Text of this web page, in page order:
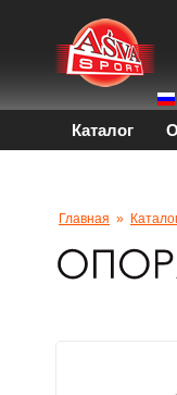
Каталог
Главная »